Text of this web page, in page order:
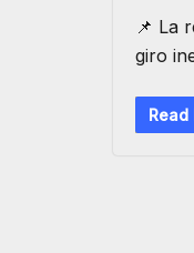
📌 La
giro
Read